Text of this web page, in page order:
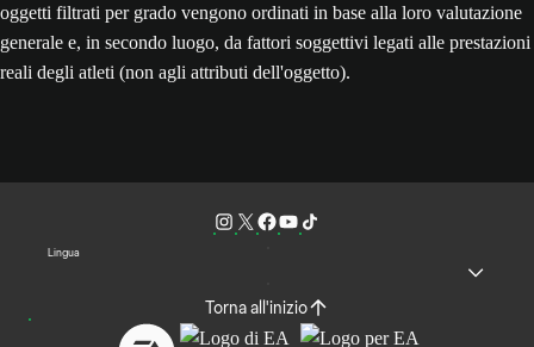
oggetti filtrati per grado vengono ordinati in base alla loro valutazione
generale e, in secondo luogo, da fattori soggettivi legati alle prestazioni
reali degli atleti (non agli attributi dell'oggetto).
Lingua
Torna all'inizio